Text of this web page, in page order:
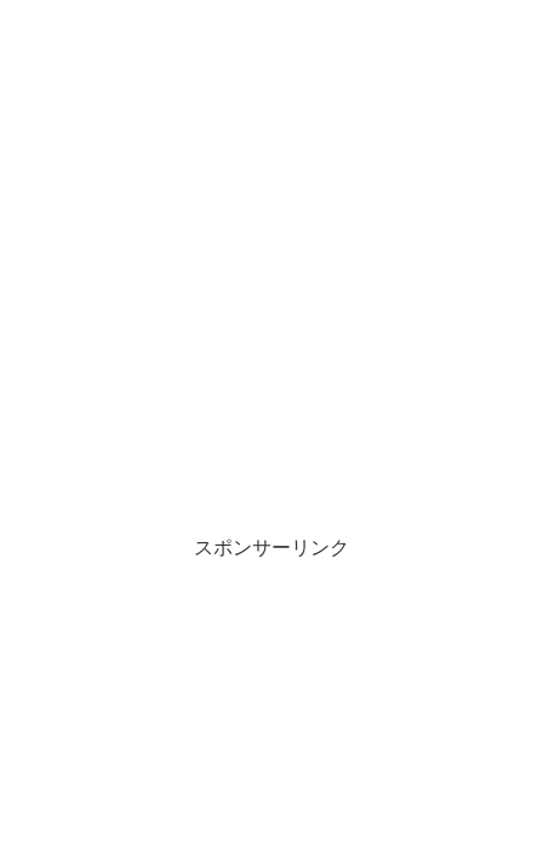
スポンサーリンク